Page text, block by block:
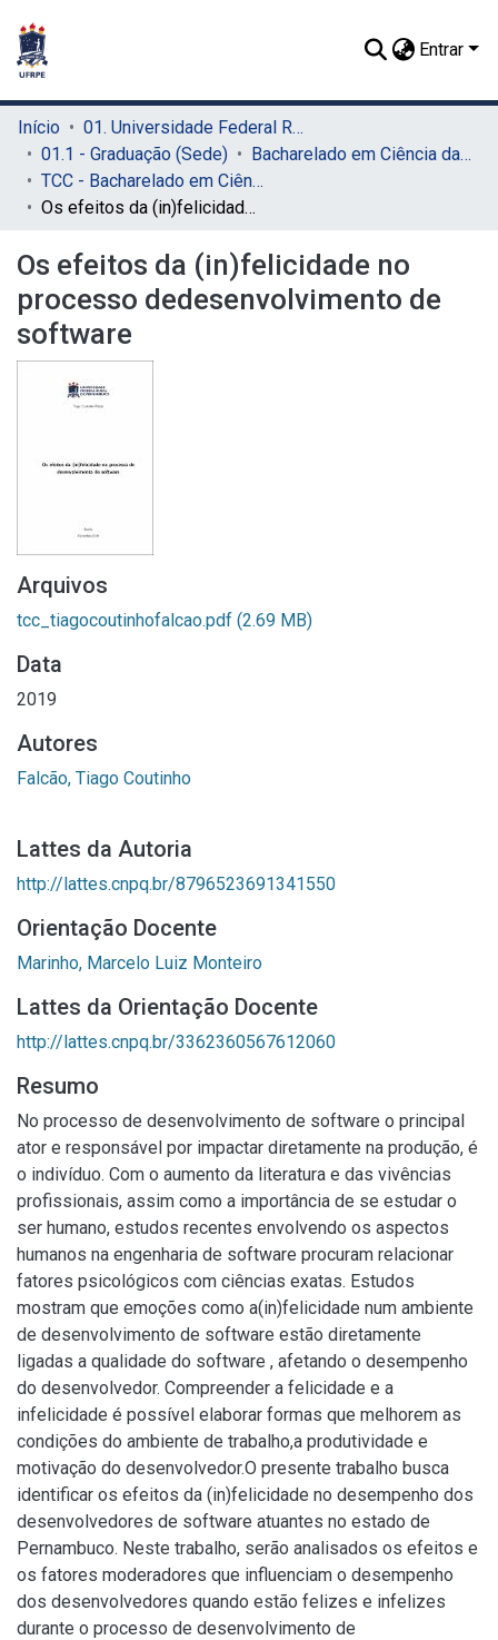
Entrar
Início
01. Universidade Federal Rural de Pernambuco - UFRPE (Sede)
01.1 - Graduação (Sede)
Bacharelado em Ciência da Computação (Sede)
TCC - Bacharelado em Ciência da Computação (Sede)
Os efeitos da (in)felicidade no processo dedesenvolvimento de software
Os efeitos da (in)felicidade no
processo dedesenvolvimento de
software
Arquivos
tcc_tiagocoutinhofalcao.pdf (2.69 MB)
Data
2019
Autores
Falcão, Tiago Coutinho
Lattes da Autoria
http://lattes.cnpq.br/8796523691341550
Orientação Docente
Marinho, Marcelo Luiz Monteiro
Lattes da Orientação Docente
http://lattes.cnpq.br/3362360567612060
Resumo
No processo de desenvolvimento de software o principal
ator e responsável por impactar diretamente na produção, é
o indivíduo. Com o aumento da literatura e das vivências
profissionais, assim como a importância de se estudar o
ser humano, estudos recentes envolvendo os aspectos
humanos na engenharia de software procuram relacionar
fatores psicológicos com ciências exatas. Estudos
mostram que emoções como a(in)felicidade num ambiente
de desenvolvimento de software estão diretamente
ligadas a qualidade do software , afetando o desempenho
do desenvolvedor. Compreender a felicidade e a
infelicidade é possível elaborar formas que melhorem as
condições do ambiente de trabalho,a produtividade e
motivação do desenvolvedor.O presente trabalho busca
identificar os efeitos da (in)felicidade no desempenho dos
desenvolvedores de software atuantes no estado de
Pernambuco. Neste trabalho, serão analisados os efeitos e
os fatores moderadores que influenciam o desempenho
dos desenvolvedores quando estão felizes e infelizes
durante o processo de desenvolvimento de